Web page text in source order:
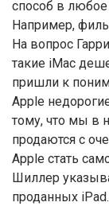
способ в любое
Например,
На вопрос
такие iMac
пришли к
Apple
тому, что мы в
продаются с
Apple стать
Шиллер
проданных